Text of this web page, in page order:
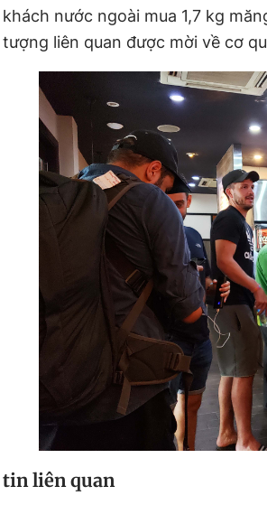
khách nước ngoài mua 1,7 kg
tượng liên quan được mời về cơ
tin liên quan